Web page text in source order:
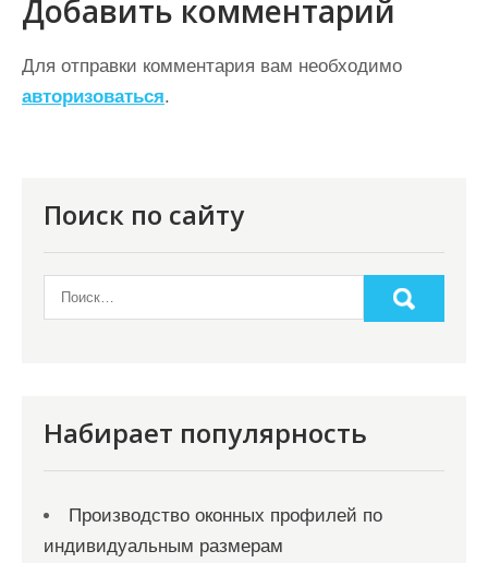
а
ц
и
м
Добавить комментарий
Для отправки комментария вам необходимо
авторизоваться.
Поиск по сайту
Набирает популярность
Производство оконных профилей по
индивидуальным размерам